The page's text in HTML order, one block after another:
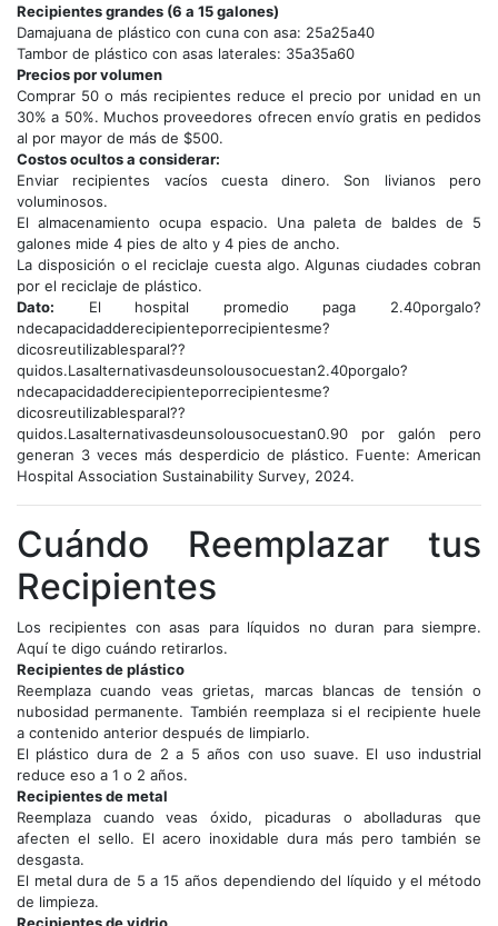
Recipientes grandes (6 a 15 galones)
Damajuana de plástico con cuna con asa: 25a25a40
Tambor de plástico con asas laterales: 35a35a60
Precios por volumen
Comprar 50 o más recipientes reduce el precio por unidad en un
30% a 50%. Muchos proveedores ofrecen envío gratis en pedidos
al por mayor de más de $500.
Costos ocultos a considerar:
Enviar recipientes vacíos cuesta dinero. Son livianos pero
voluminosos.
El almacenamiento ocupa espacio. Una paleta de baldes de 5
galones mide 4 pies de alto y 4 pies de ancho.
La disposición o el reciclaje cuesta algo. Algunas ciudades cobran
por el reciclaje de plástico.
Dato: El hospital promedio paga 2.40porgalo?
ndecapacidadderecipienteporrecipientesme?
dicosreutilizablesparal??
quidos.Lasalternativasdeunsolousocuestan2.40porgalo?
ndecapacidadderecipienteporrecipientesme?
dicosreutilizablesparal??
quidos.Lasalternativasdeunsolousocuestan0.90 por galón pero
generan 3 veces más desperdicio de plástico. Fuente: American
Hospital Association Sustainability Survey, 2024.
Cuándo Reemplazar tus
Recipientes
Los recipientes con asas para líquidos no duran para siempre.
Aquí te digo cuándo retirarlos.
Recipientes de plástico
Reemplaza cuando veas grietas, marcas blancas de tensión o
nubosidad permanente. También reemplaza si el recipiente huele
a contenido anterior después de limpiarlo.
El plástico dura de 2 a 5 años con uso suave. El uso industrial
reduce eso a 1 o 2 años.
Recipientes de metal
Reemplaza cuando veas óxido, picaduras o abolladuras que
afecten el sello. El acero inoxidable dura más pero también se
desgasta.
El metal dura de 5 a 15 años dependiendo del líquido y el método
de limpieza.